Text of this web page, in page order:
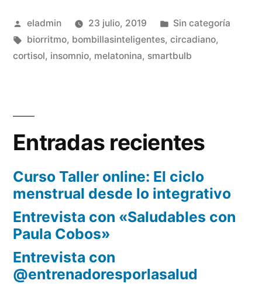
de
luz
biorritmo»
Publicado
por
eladmin 23 julio, 2019
Publicado
en
Sin categoría
Etiquetas:
biorritmo, bombillasinteligentes, circadiano,
cortisol, insomnio, melatonina, smartbulb
Entradas recientes
Curso Taller online: El ciclo
menstrual desde lo integrativo
Entrevista con «Saludables con
Paula Cobos»
Entrevista con
@entrenadoresporlasalud